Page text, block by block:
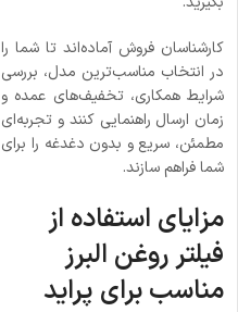
کارشناسان فروش آماده‌اند تا شما را
در انتخاب مناسب‌ترین مدل، بررسی
شرایط همکاری، تخفیف‌های عمده و
زمان ارسال راهنمایی کنند و تجربه‌ای
مطمئن، سریع و بدون دغدغه را برای
شما فراهم سازند.
مزایای استفاده از
فیلتر روغن البرز
مناسب برای پراید